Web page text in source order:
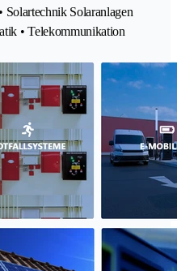
Solartechnik Solaranlagen
• Telekommunikation